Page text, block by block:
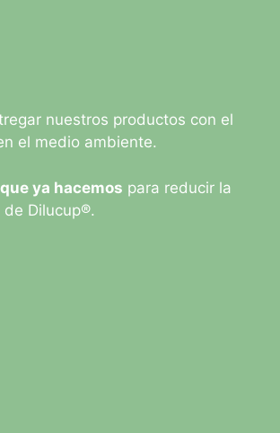
nuestros productos con el
el medio ambiente.
ya hacemos para reducir la
Dilucup®.